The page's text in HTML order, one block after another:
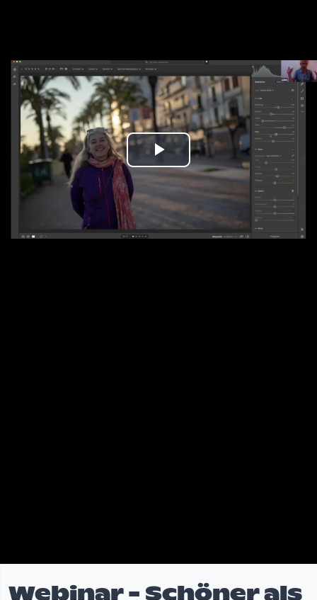
Play
Video
Webinar - Schöner als